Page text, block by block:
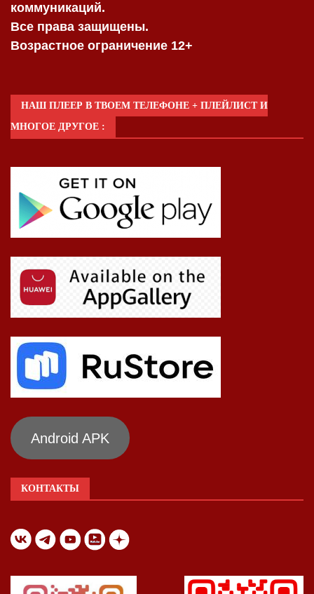
коммуникаций.
Все права защищены.
Возрастное ограничение 12+
НАШ ПЛЕЕР В ТВОЕМ ТЕЛЕФОНЕ + ПЛЕЙЛИСТ И
МНОГОЕ ДРУГОЕ :
Android APK
КОНТАКТЫ